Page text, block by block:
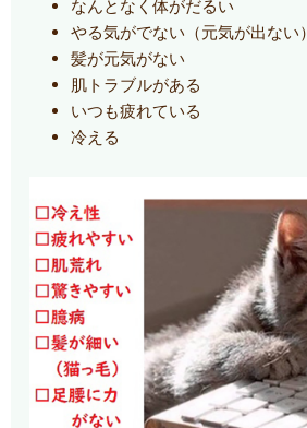
なんとなく体がだるい
やる気がでない（元気が出ない）
髪が元気がない
肌トラブルがある
いつも疲れている
冷える